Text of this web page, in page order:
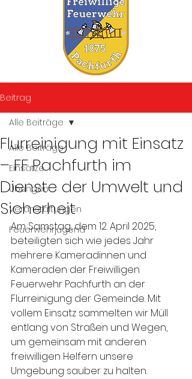
Beitrag
Alle Beiträge
Einsätze
Übungen
Veranstaltungen
Feuerwehrjugend
Alle Beiträge
Flurreinigung mit Einsatz
– FF Pachfurth im
Dienste der Umwelt und
Sicherheit
Am Samstag, dem 12. April 2025,
beteiligten sich wie jedes Jahr
mehrere Kameradinnen und
Kameraden der Freiwilligen
Feuerwehr Pachfurth an der
Flurreinigung der Gemeinde. Mit
vollem Einsatz sammelten wir Müll
entlang von Straßen und Wegen,
um gemeinsam mit anderen
freiwilligen Helfern unsere
Umgebung sauber zu halten.